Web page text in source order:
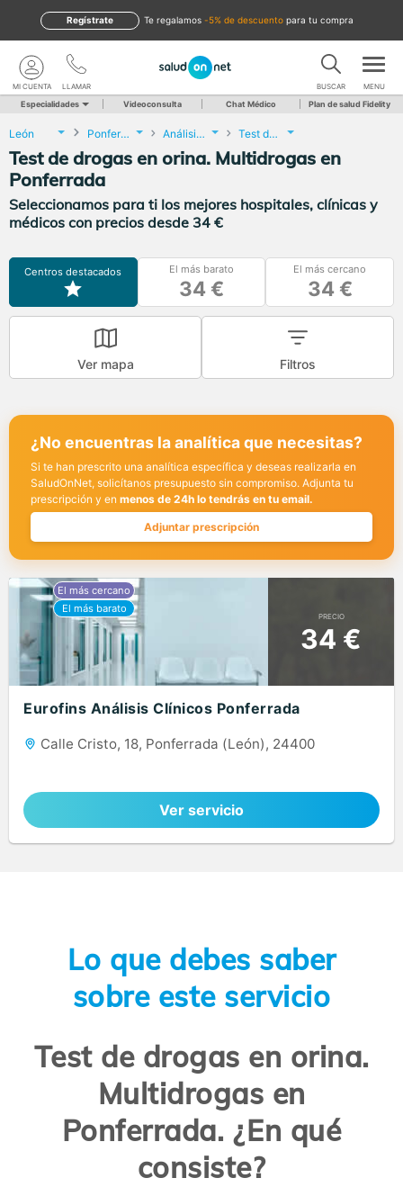
te regalamos -5% de descuento para tu compra
Regístrate
LLAMAR
MI CUENTA BUSCAR MENU
Especialidades Videoconsulta Chat Médico Plan de salud Fidelity
León Ponferrada Análisis Clínicos Test de drogas en orina. Multidrogas
Test de drogas en orina. Multidrogas en
Ponferrada
Seleccionamos para ti los mejores hospitales, clínicas y
médicos con precios desde 34 €
Centros destacados El más barato
34 €
El más cercano
34 €
Ver mapa Filtros
¿No encuentras la analítica que necesitas?
Si te han prescrito una analítica específica y deseas realizarla en
SaludOnNet, solicítanos presupuesto sin compromiso. Adjunta tu
prescripción y en menos de 24h lo tendrás en tu email.
Adjuntar prescripción
PRECIO
34 €
Eurofins Análisis Clínicos Ponferrada
Calle Cristo, 18, Ponferrada (León), 24400
Ver servicio
Lo que debes saber
sobre este servicio
Test de drogas en orina.
Multidrogas en
Ponferrada. ¿En qué
consiste?